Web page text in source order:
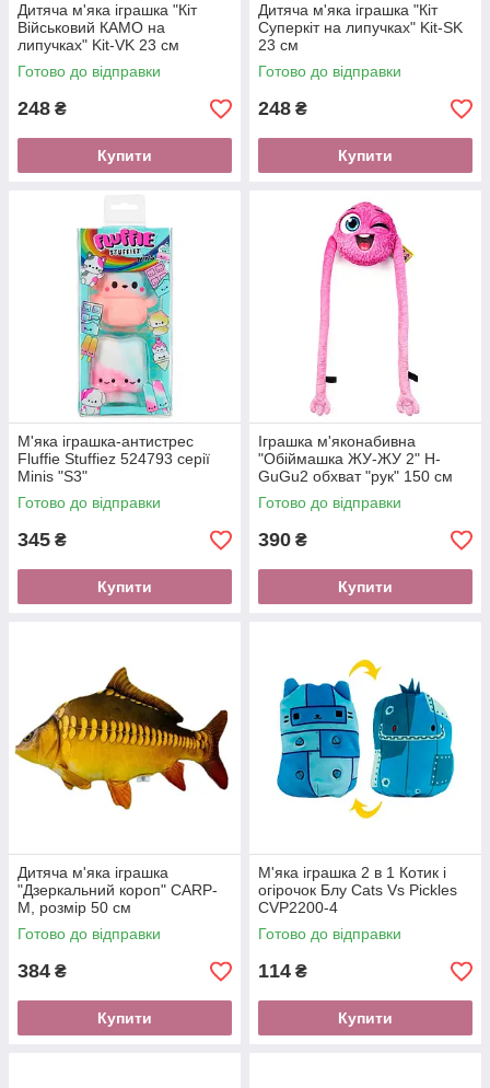
Дитяча м'яка іграшка "Кіт
Військовий КАМО на
липучках" Kit-VK 23 см
Готово до відправки
248 ₴
Купити
Дитяча м'яка іграшка "Кіт
Суперкіт на липучках" Kit-SK
23 см
Готово до відправки
248 ₴
Купити
М'яка іграшка-антистрес
Fluffie Stuffiez 524793 серії
Minis "S3"
Готово до відправки
345 ₴
Купити
Іграшка м'яконабивна
"Обіймашка ЖУ-ЖУ 2" H-
GuGu2 обхват "рук" 150 см
Готово до відправки
390 ₴
Купити
Дитяча м'яка іграшка
"Дзеркальний короп" CARP-
M, розмір 50 см
Готово до відправки
384 ₴
Купити
М'яка іграшка 2 в 1 Котик і
огірочок Блу Cats Vs Pickles
CVP2200-4
Готово до відправки
114 ₴
Купити